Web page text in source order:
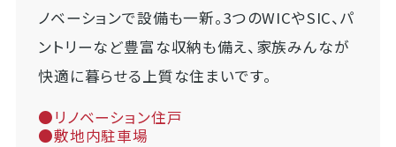
ノベーションで設備も一新。3つのWICやSIC、パ
ントリーなど豊富な収納も備え、家族みんなが
快適に暮らせる上質な住まいです。
●リノベーション住戸
●敷地内駐車場